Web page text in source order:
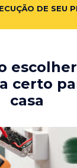
DE SEU
certo
casa